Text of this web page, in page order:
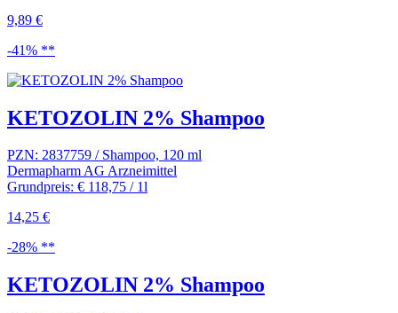
9,89 €
-41% **
KETOZOLIN 2% Shampoo
PZN: 2837759 / Shampoo, 120 ml
Dermapharm AG Arzneimittel
Grundpreis: € 118,75 / 1l
14,25 €
-28% **
KETOZOLIN 2% Shampoo